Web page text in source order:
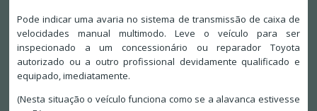
Pode indicar uma avaria no sistema de transmissão de caixa de
velocidades manual multimodo. Leve o veículo para ser
inspecionado a um concessionário ou reparador Toyota
autorizado ou a outro profissional devidamente qualificado e
equipado, imediatamente.
(Nesta situação o veículo funciona como se a alavanca estivesse